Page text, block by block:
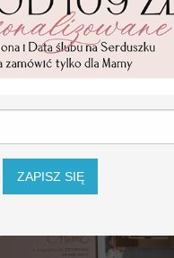
od Pary Młodej Rama z
kwiatami dla Mamy 25x25
cm
( 06/serceRkw/Mama )
179.00 PLN
ZAPISZ SIĘ